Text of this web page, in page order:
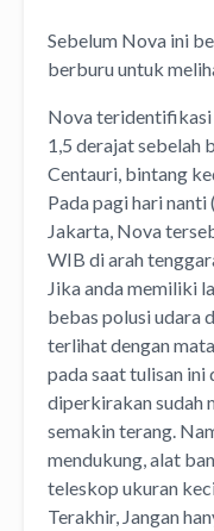
Sebelum Nova ini
berburu untuk
Nova teridentifikasi
1,5 derajat sebelah
Centauri, bintang
Pada pagi hari
Jakarta, Nova
WIB di arah
Jika anda memiliki
bebas polusi udara
terlihat dengan
pada saat tulisan
diperkirakan sudah
semakin terang.
mendukung, alat
teleskop ukuran
Terakhir, Jangan